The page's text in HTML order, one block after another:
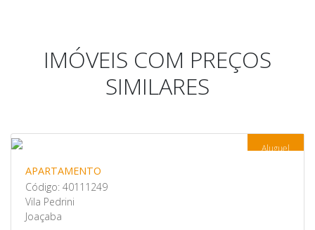
IMÓVEIS COM PREÇOS
SIMILARES
Aluguel
APARTAMENTO
Código: 40111249
Vila Pedrini
Joaçaba